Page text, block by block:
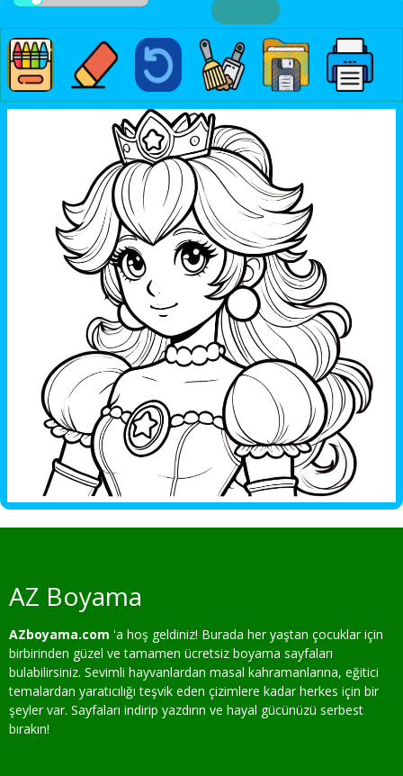
AZ Boyama
AZboyama.com 'a hoş geldiniz! Burada her yaştan çocuklar için
birbirinden güzel ve tamamen ücretsiz boyama sayfaları
bulabilirsiniz. Sevimli hayvanlardan masal kahramanlarına, eğitici
temalardan yaratıcılığı teşvik eden çizimlere kadar herkes için bir
şeyler var. Sayfaları indirip yazdırın ve hayal gücünüzü serbest
bırakın!